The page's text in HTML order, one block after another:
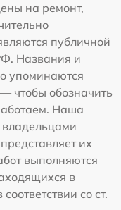
на ремонт,
публичной
Названия и
упоминаются
чтобы обозначить
Наша
их
выполняются
в
со ст.